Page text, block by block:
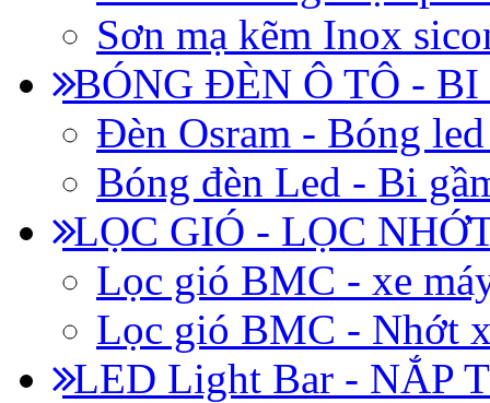
Sơn mạ kẽm Inox
BÓNG ĐÈN Ô TÔ -
Đèn Osram - Bóng
Bóng đèn Led - Bi
LỌC GIÓ - LỌC
Lọc gió BMC - xe
Lọc gió BMC - Nhớt
LED Light Bar - NẮP